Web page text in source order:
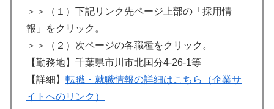
＞＞（１）下記リンク先ページ上部の「採用情
報」をクリック。
＞＞（２）次ページの各職種をクリック。
【勤務地】千葉県市川市北国分4-26-1等
【詳細】 転職・就職情報の詳細はこちら（企業サ
イトへのリンク）